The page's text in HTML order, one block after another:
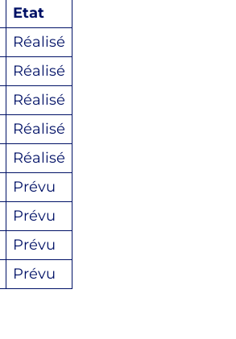
Etat
Réalisé
Réalisé
Réalisé
Réalisé
Réalisé
Prévu
Prévu
Prévu
Prévu